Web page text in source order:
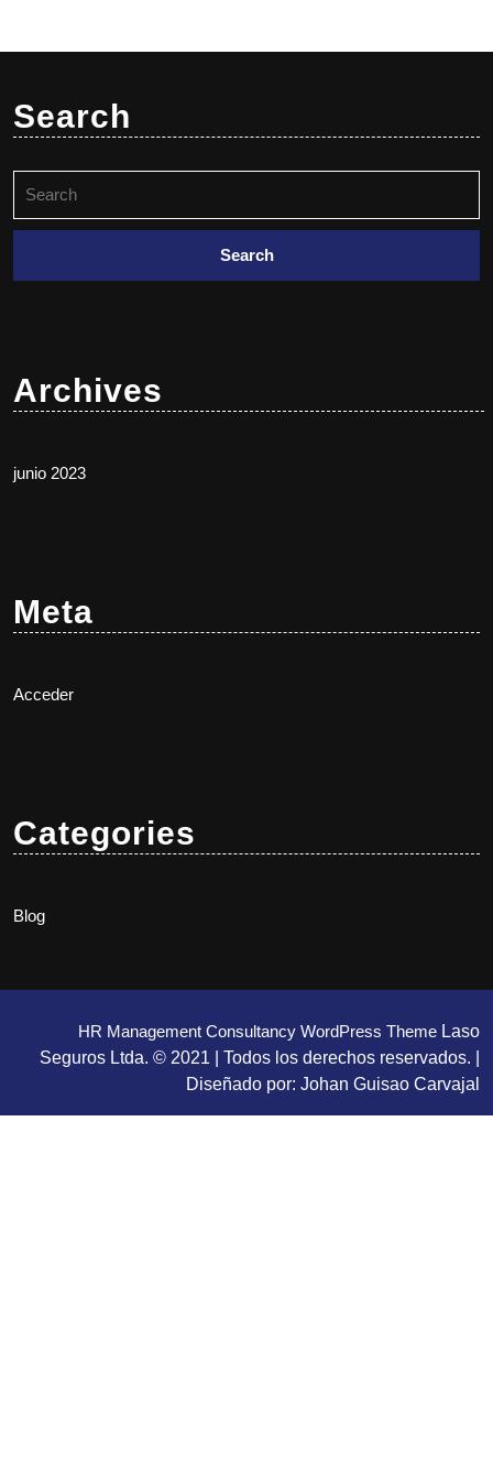
Search
Archives
junio 2023
Meta
Acceder
Categories
Blog
HR Management Consultancy WordPress Theme Laso
Seguros Ltda. © 2021 | Todos los derechos reservados. |
Diseñado por: Johan Guisao Carvajal